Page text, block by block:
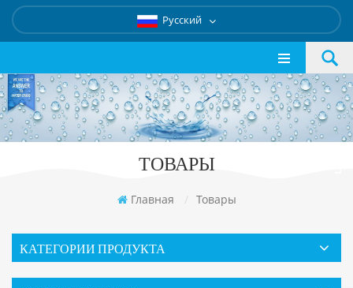
Русский
ТОВАРЫ
Главная / Товары
КАТЕГОРИИ ПРОДУКТА